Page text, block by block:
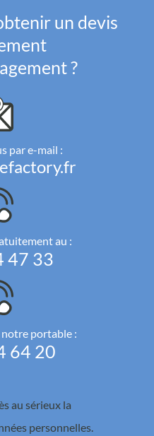
un devis
?
par e-mail :
au :
47 33
portable :
64 20
au sérieux la
personnelles.